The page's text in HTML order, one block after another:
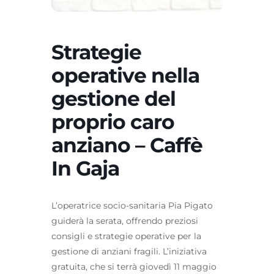
Strategie
operative nella
gestione del
proprio caro
anziano – Caffè
In Gaja
L’operatrice socio-sanitaria Pia Pigato
guiderà la serata, offrendo preziosi
consigli e strategie operative per la
gestione di anziani fragili. L’iniziativa
gratuita, che si terrà giovedì 11 maggio